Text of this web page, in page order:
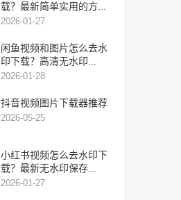
载？最新简单实用的方...
2026-01-27
闲鱼视频和图片怎么去水
印下载？高清无水印...
2026-01-28
抖音视频图片下载器推荐
2026-05-25
小红书视频怎么去水印下
载？最新无水印保存...
2026-01-27